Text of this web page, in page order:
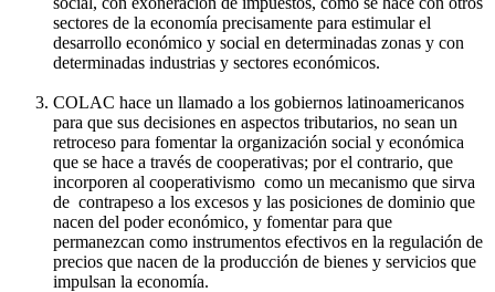
sectores de la economía precisamente para estimular el
desarrollo económico y social en determinadas zonas y con
determinadas industrias y sectores económicos.
COLAC hace un llamado a los gobiernos latinoamericanos
para que sus decisiones en aspectos tributarios, no sean un
retroceso para fomentar la organización social y económica
que se hace a través de cooperativas; por el contrario, que
incorporen al cooperativismo como un mecanismo que sirva
de contrapeso a los excesos y las posiciones de dominio que
nacen del poder económico, y fomentar para que
permanezcan como instrumentos efectivos en la regulación de
precios que nacen de la producción de bienes y servicios que
impulsan la economía.